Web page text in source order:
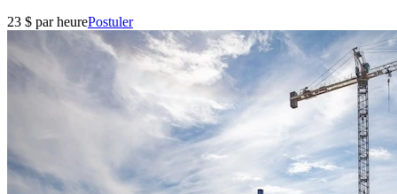
23 $ par heurePostuler